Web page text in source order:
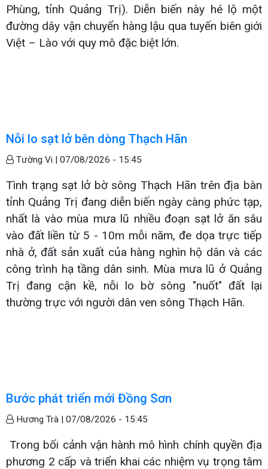
Phùng, tỉnh Quảng Trị). Diễn biến này hé lộ một
đường dây vận chuyển hàng lậu qua tuyến biên giới
Việt – Lào với quy mô đặc biệt lớn.
Nỗi lo sạt lở bên dòng Thạch Hãn
Tường Vi | 07/08/2026 - 15:45
Tình trạng sạt lở bờ sông Thạch Hãn trên địa bàn
tỉnh Quảng Trị đang diễn biến ngày càng phức tạp,
nhất là vào mùa mưa lũ nhiều đoạn sạt lở ăn sâu
vào đất liền từ 5 - 10m mỗi năm, đe dọa trực tiếp
nhà ở, đất sản xuất của hàng nghìn hộ dân và các
công trình hạ tầng dân sinh. Mùa mưa lũ ở Quảng
Trị đang cận kề, nỗi lo bờ sông "nuốt" đất lại
thường trực với người dân ven sông Thạch Hãn.
Bước phát triển mới Đồng Sơn
Hương Trà | 07/08/2026 - 15:45
Trong bối cảnh vận hành mô hình chính quyền địa
phương 2 cấp và triển khai các nhiệm vụ trọng tâm